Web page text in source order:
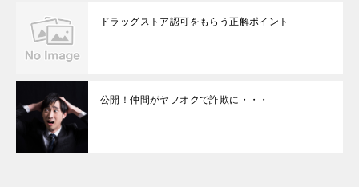
ドラッグストア認可をもらう正解ポイント
公開！仲間がヤフオクで詐欺に・・・